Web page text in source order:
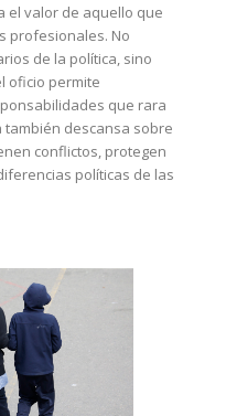
el valor de aquello que
profesionales. No
de la política, sino
oficio permite
que rara
también descansa sobre
conflictos, protegen
políticas de las